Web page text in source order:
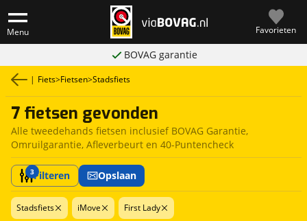
Menu Favorieten
BOVAG garantie
| Fiets>Fietsen>Stadsfiets
7 fietsen gevonden
Alle tweedehands fietsen inclusief BOVAG Garantie,
Omruilgarantie, Afleverbeurt en 40-Puntencheck
3Filteren Opslaan
Stadsfiets iMove First Lady